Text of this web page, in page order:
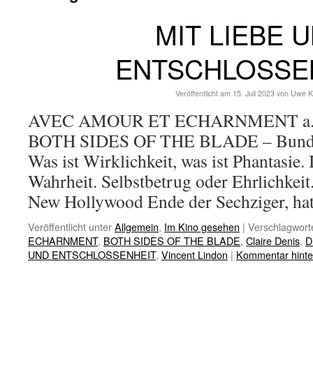
MIT LIEBE
Veröffentlicht am 15. Juli 2023 von Uwe
AVEC AMOUR ET ECHARNMENT
BOTH SIDES OF THE BLADE –
Was ist Wirklichkeit, was ist Phantasie.
Wahrheit. Selbstbetrug oder
New Hollywood Ende der Sechziger,
Veröffentlicht unterAllgemein, Im Kino gesehen |
ECHARNMENT, BOTH SIDES OF THE BLADE, Claire Denis,
UND ENTSCHLOSSENHEIT, Vincent Lindon | Kommentar